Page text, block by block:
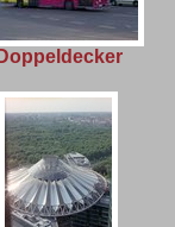
Doppeldecker